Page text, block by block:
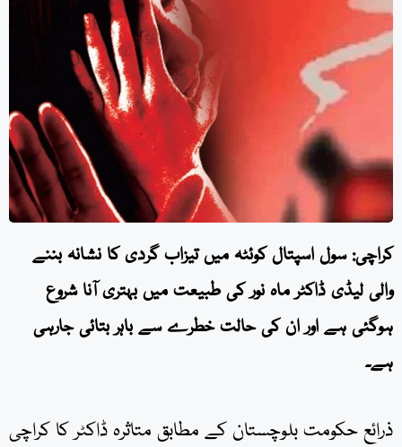
کراچی: سول اسپتال کوئٹہ میں تیزاب گردی کا نشانہ بننے
والی لیڈی ڈاکٹر ماہ نور کی طبیعت میں بہتری آنا شروع
ہوگئی ہے اور ان کی حالت خطرے سے باہر بتائی جارہی
ہے۔
ذرائع حکومت بلوچستان کے مطابق متاثرہ ڈاکٹر کا کراچی